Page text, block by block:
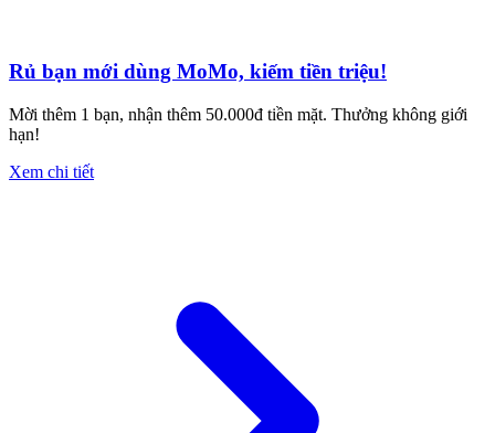
Rủ bạn mới dùng MoMo, kiếm tiền triệu!
Mời thêm 1 bạn, nhận thêm 50.000đ tiền mặt. Thưởng không giới
hạn!
Xem chi tiết